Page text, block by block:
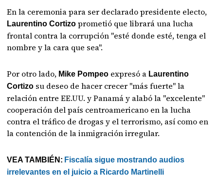
En la ceremonia para ser declarado presidente electo,
Laurentino Cortizo prometió que librará una lucha
frontal contra la corrupción "esté donde esté, tenga el
nombre y la cara que sea".
Por otro lado, Mike Pompeo expresó a Laurentino
Cortizo su deseo de hacer crecer "más fuerte" la
relación entre EE.UU. y Panamá y alabó la "excelente"
cooperación del país centroamericano en la lucha
contra el tráfico de drogas y el terrorismo, así como en
la contención de la inmigración irregular.
VEA TAMBIÉN: Fiscalía sigue mostrando audios
irrelevantes en el juicio a Ricardo Martinelli